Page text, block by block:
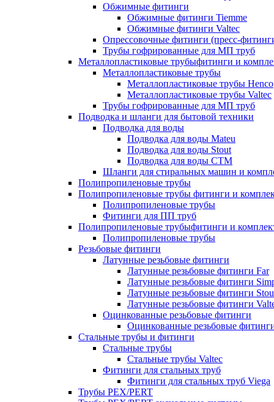
Обжимные фитинги
Обжимные фитинги Tiemme
Обжимные фитинги Valtec
Опрессовочные фитинги (пресс-
Трубы гофрированные для МП труб
Металлопластиковые трубыфитинги и
Металлопластиковые трубы
Металлопластиковые трубы Henco
Металлопластиковые трубы Valtec
Трубы гофрированные для МП труб
Подводка и шланги для бытовой техники
Подводка для воды
Подводка для воды Mateu
Подводка для воды Stout
Подводка для воды СТМ
Шланги для стиральных машин и
Полипропиленовые трубы
Полипропиленовые трубы фитинги и
Полипропиленовые трубы
Фитинги для ПП труб
Полипропиленовые трубыфитинги и
Полипропиленовые трубы
Резьбовые фитинги
Латунные резьбовые фитинги
Латунные резьбовые фитинги Far
Латунные резьбовые фитинги
Латунные резьбовые фитинги
Латунные резьбовые фитинги
Оцинкованные резьбовые фитинги
Оцинкованные резьбовые
Стальные трубы и фитинги
Стальные трубы
Стальные трубы Valtec
Фитинги для стальных труб
Фитинги для стальных труб Viega
Трубы PEX/PERT